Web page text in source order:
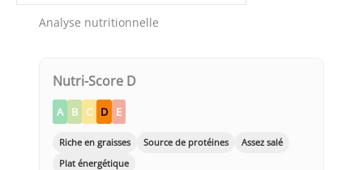
Analyse nutritionnelle
Nutri-Score D
A B C D E
Riche en graisses Source de protéines
Assez salé
Plat énergétique